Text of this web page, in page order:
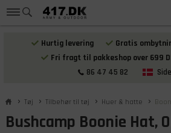
Hurtig levering Gratis
Fri fragt til pakkeshop over 699
86 47 45 82
Tøj Tilbehør til tøj Huer & hatte
Bushcamp Boonie Hat,